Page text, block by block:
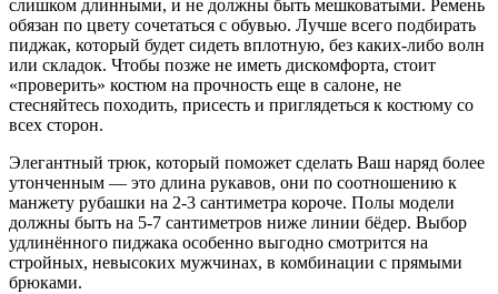
слишком длинными, и не должны быть мешковатыми. Ремень
обязан по цвету сочетаться с обувью. Лучше всего подбирать
пиджак, который будет сидеть вплотную, без каких-либо волн
или складок. Чтобы позже не иметь дискомфорта, стоит
«проверить» костюм на прочность еще в салоне, не
стесняйтесь походить, присесть и приглядеться к костюму со
всех сторон.
Элегантный трюк, который поможет сделать Ваш наряд более
утонченным — это длина рукавов, они по соотношению к
манжету рубашки на 2-3 сантиметра короче. Полы модели
должны быть на 5-7 сантиметров ниже линии бёдер. Выбор
удлинённого пиджака особенно выгодно смотрится на
стройных, невысоких мужчинах, в комбинации с прямыми
брюками.